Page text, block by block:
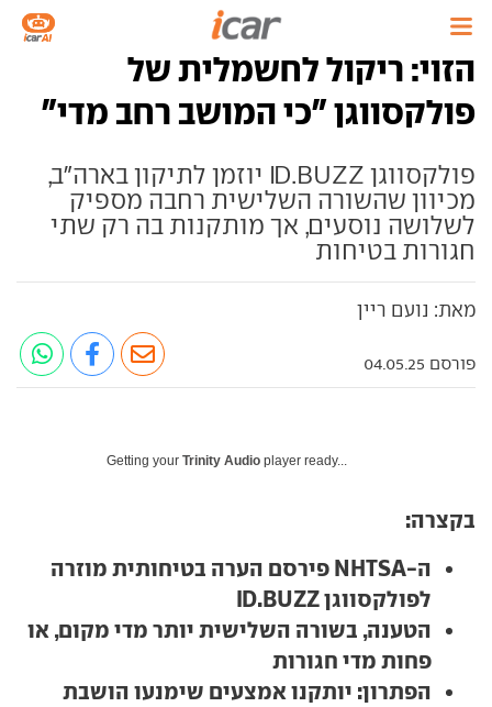
הזוי: ריקול לחשמלית של
פולקסווגן "כי המושב רחב מדי"
פולקסווגן ID.BUZZ יוזמן לתיקון בארה"ב,
מכיוון שהשורה השלישית רחבה מספיק
לשלושה נוסעים, אך מותקנות בה רק שתי
חגורות בטיחות
מאת: נועם ריין
פורסם 04.05.25
Getting your Trinity Audio player ready...
בקצרה:
ה-NHTSA פירסם הערה בטיחותית מוזרה
לפולקסווגן ID.BUZZ
הטענה, בשורה השלישית יותר מדי מקום, או
פחות מדי חגורות
הפתרון: יותקנו אמצעים שימנעו הושבת